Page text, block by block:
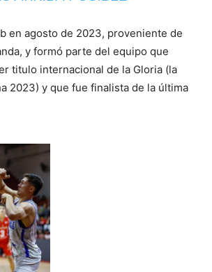
en agosto de 2023, proveniente de
y formó parte del equipo que
titulo internacional de la Gloria (la
2023) y que fue finalista de la última